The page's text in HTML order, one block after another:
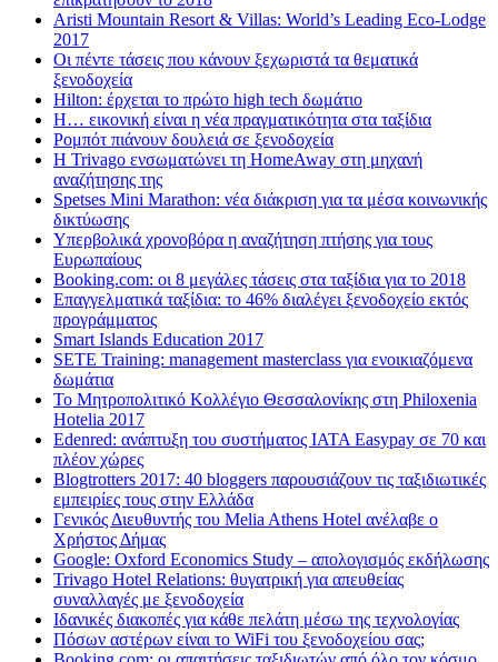
Aristi Mountain Resort & Villas: World’s Leading Eco-Lodge
2017
Οι πέντε τάσεις που κάνουν ξεχωριστά τα θεματικά
ξενοδοχεία
Hilton: έρχεται τo πρώτο high tech δωμάτιο
Η… εικονική είναι η νέα πραγματικότητα στα ταξίδια
Ρομπότ πιάνουν δουλειά σε ξενοδοχεία
Η Trivago ενσωματώνει τη HomeAway στη μηχανή
αναζήτησης της
Spetses Mini Marathon: νέα διάκριση για τα μέσα κοινωνικής
δικτύωσης
Υπερβολικά χρονοβόρα η αναζήτηση πτήσης για τους
Ευρωπαίους
Booking.com: οι 8 μεγάλες τάσεις στα ταξίδια για το 2018
Επαγγελματικά ταξίδια: το 46% διαλέγει ξενοδοχείο εκτός
προγράμματος
Smart Islands Education 2017
SETE Training: management masterclass για ενοικιαζόμενα
δωμάτια
Το Μητροπολιτικό Κολλέγιο Θεσσαλονίκης στη Philoxenia
Hotelia 2017
Edenred: ανάπτυξη του συστήματος IATA Easypay σε 70 και
πλέον χώρες
Blogtrotters 2017: 40 bloggers παρουσιάζουν τις ταξιδιωτικές
εμπειρίες τους στην Ελλάδα
Γενικός Διευθυντής του Melia Athens Hotel ανέλαβε ο
Χρήστος Δήμας
Google: Oxford Economics Study – απολογισμός εκδήλωσης
Trivago Hotel Relations: θυγατρική για απευθείας
συναλλαγές με ξενοδοχεία
Iδανικές διακοπές για κάθε πελάτη μέσω της τεχνολογίας
Πόσων αστέρων είναι το WiFi του ξενοδοχείου σας;